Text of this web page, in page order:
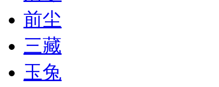
前尘
三藏
玉兔